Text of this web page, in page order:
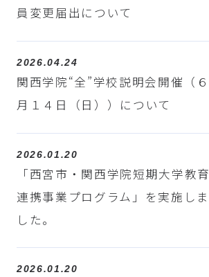
員変更届出について
2026.04.24
関西学院“全”学校説明会開催（６
月１４日（日））について
2026.01.20
「西宮市・関西学院短期大学教育
連携事業プログラム」を実施しま
した。
2026.01.20